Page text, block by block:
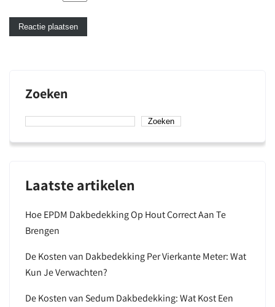
Zoeken
Zoeken
Laatste artikelen
Hoe EPDM Dakbedekking Op Hout Correct Aan Te
Brengen
De Kosten van Dakbedekking Per Vierkante Meter: Wat
Kun Je Verwachten?
De Kosten van Sedum Dakbedekking: Wat Kost Een